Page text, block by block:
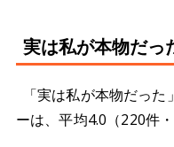
実は私が本物だっ
「実は私が本物だっ
ーは、平均4.0（220件